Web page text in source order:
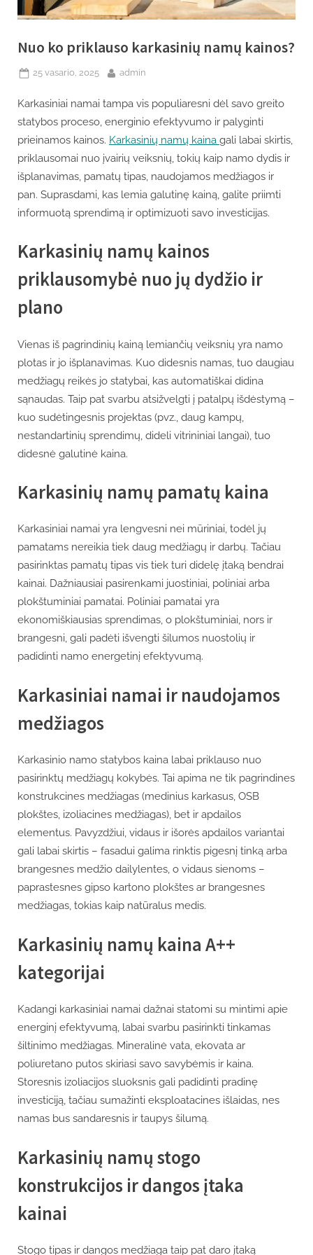
Nuo ko priklauso karkasinių namų kainos?
Posted
25 vasario, 2025 By
admin
Karkasiniai namai tampa vis populiaresni dėl savo greito
statybos proceso, energinio efektyvumo ir palyginti
prieinamos kainos. Karkasinių namų kaina gali labai skirtis,
priklausomai nuo įvairių veiksnių, tokių kaip namo dydis ir
išplanavimas, pamatų tipas, naudojamos medžiagos ir
pan. Suprasdami, kas lemia galutinę kainą, galite priimti
informuotą sprendimą ir optimizuoti savo investicijas.
Karkasinių namų kainos
priklausomybė nuo jų dydžio ir
plano
Vienas iš pagrindinių kainą lemiančių veiksnių yra namo
plotas ir jo išplanavimas. Kuo didesnis namas, tuo daugiau
medžiagų reikės jo statybai, kas automatiškai didina
sąnaudas. Taip pat svarbu atsižvelgti į patalpų išdėstymą –
kuo sudėtingesnis projektas (pvz., daug kampų,
nestandartinių sprendimų, dideli vitrininiai langai), tuo
didesnė galutinė kaina.
Karkasinių namų pamatų kaina
Karkasiniai namai yra lengvesni nei mūriniai, todėl jų
pamatams nereikia tiek daug medžiagų ir darbų. Tačiau
pasirinktas pamatų tipas vis tiek turi didelę įtaką bendrai
kainai. Dažniausiai pasirenkami juostiniai, poliniai arba
plokštuminiai pamatai. Poliniai pamatai yra
ekonomiškiausias sprendimas, o plokštuminiai, nors ir
brangesni, gali padėti išvengti šilumos nuostolių ir
padidinti namo energetinį efektyvumą.
Karkasiniai namai ir naudojamos
medžiagos
Karkasinio namo statybos kaina labai priklauso nuo
pasirinktų medžiagų kokybės. Tai apima ne tik pagrindines
konstrukcines medžiagas (medinius karkasus, OSB
plokštes, izoliacines medžiagas), bet ir apdailos
elementus. Pavyzdžiui, vidaus ir išorės apdailos variantai
gali labai skirtis – fasadui galima rinktis pigesnį tinką arba
brangesnes medžio dailylentes, o vidaus sienoms –
paprastesnes gipso kartono plokštes ar brangesnes
medžiagas, tokias kaip natūralus medis.
Karkasinių namų kaina A++
kategorijai
Kadangi karkasiniai namai dažnai statomi su mintimi apie
energinį efektyvumą, labai svarbu pasirinkti tinkamas
šiltinimo medžiagas. Mineralinė vata, ekovata ar
poliuretano putos skiriasi savo savybėmis ir kaina.
Storesnis izoliacijos sluoksnis gali padidinti pradinę
investiciją, tačiau sumažinti eksploatacines išlaidas, nes
namas bus sandaresnis ir taupys šilumą.
Karkasinių namų stogo
konstrukcijos ir dangos įtaka
kainai
Stogo tipas ir dangos medžiaga taip pat daro įtaką